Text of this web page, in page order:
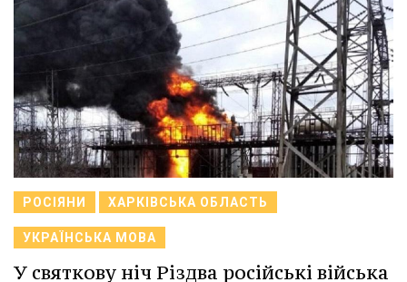
РОСІЯНИ ХАРКІВСЬКА ОБЛАСТЬ
УКРАЇНСЬКА МОВА
У святкову ніч Різдва російські війська